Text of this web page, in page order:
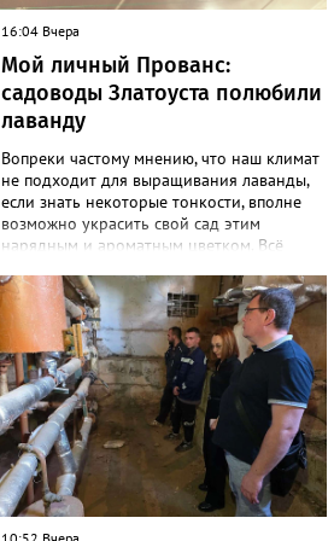
16:04 Вчера
Мой личный Прованс:
садоводы Златоуста полюбили
лаванду
Вопреки частому мнению, что наш климат
не подходит для выращивания лаванды,
если знать некоторые тонкости, вполне
возможно украсить свой сад этим
нарядным и ароматным цветком. Всё
разводить лаванду за её особую эстетику
и дивный запах. «Златоуст.инфо» узнал
об успешном опыте местных дачниц. «Я
вырастила лаванду нежно-сиреневого
красивого цвета из семян (на фото), -
отметила «Златоуст.инфо» хозяйка
частного дома Екатерина Бойко. –
Посадила вдоль забора, потому что
низины этот цветок не любит. Вот уже
второй год растет и радует меня. Соседи
просят саженцы: аромат и до них